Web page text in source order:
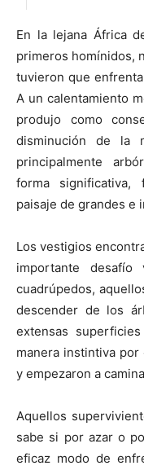
En la lejana África
primeros homínidos,
tuvieron que
A un calentamiento
produjo como
disminución de la
principalmente
forma
paisaje de grandes e
Los vestigios
importante desafío
cuadrúpedos,
descender de los
extensas
manera instintiva
y empezaron a
Aquellos
sabe si por azar o
eficaz modo de